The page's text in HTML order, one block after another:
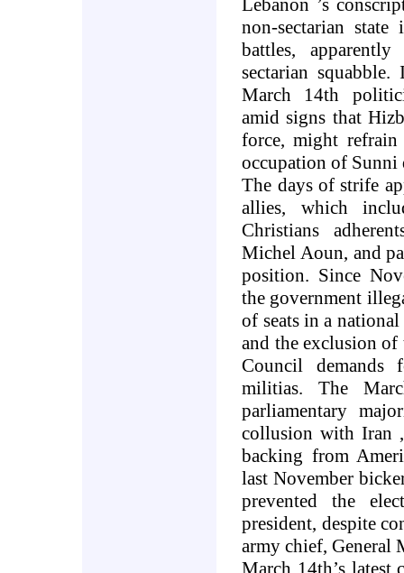
non-sectarian
battles,
sectarian
March 14th
amid signs that
force, might
occupation of Sunni
The days of strife
allies, which
Christians
Michel Aoun, and
position. Since
the government
of seats in a
and the exclusion of
Council demands
militias. The
parliamentary
collusion withIran
backing from
last November
prevented the
president, despite
army chief, General
March 14th’s latest